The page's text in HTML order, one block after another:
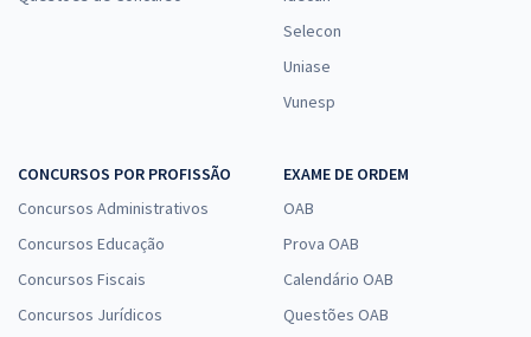
Selecon
Uniase
Vunesp
CONCURSOS POR PROFISSÃO
Concursos Administrativos
Concursos Educação
Concursos Fiscais
Concursos Jurídicos
EXAME DE ORDEM
OAB
Prova OAB
Calendário OAB
Questões OAB